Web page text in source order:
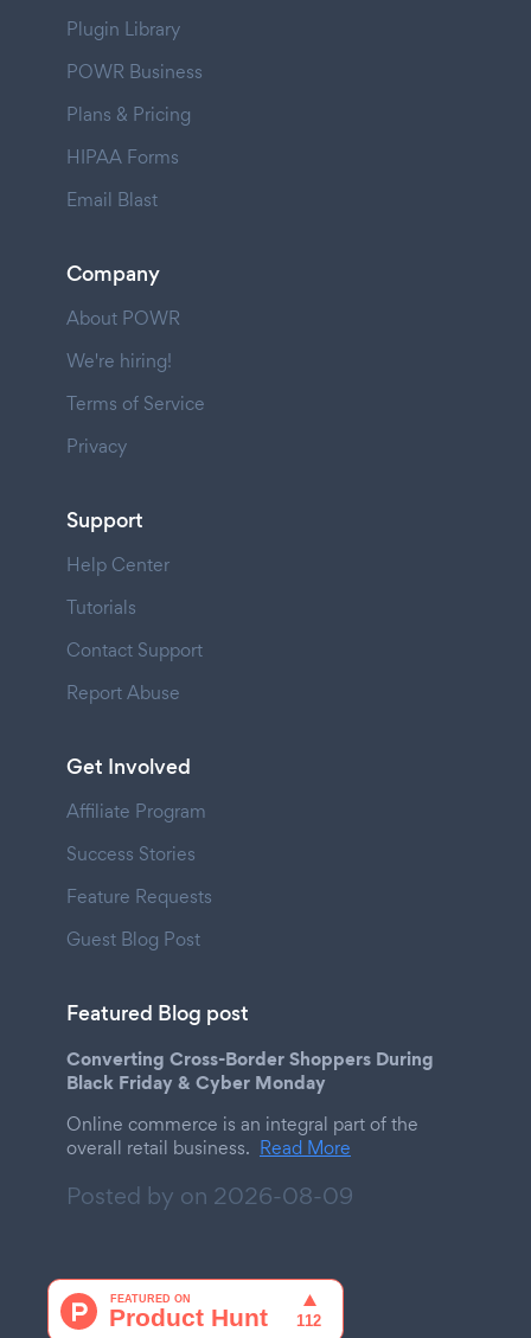
Plugin Library
POWR Business
Plans & Pricing
HIPAA Forms
Email Blast
Company
About POWR
We're hiring!
Terms of Service
Privacy
Support
Help Center
Tutorials
Contact Support
Report Abuse
Get Involved
Affiliate Program
Success Stories
Feature Requests
Guest Blog Post
Featured Blog post
Converting Cross-Border Shoppers During
Black Friday & Cyber Monday
Online commerce is an integral part of the
overall retail business. Read More
Posted by on 2026-08-09